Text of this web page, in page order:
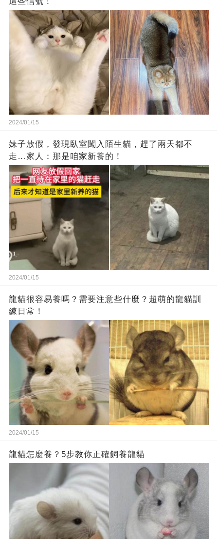
2024/01/15
妹子放假，發現臥室闖入陌生貓，趕了兩天都不
走…家人：那是咱家新養的！
2024/01/15
龍貓很容易養嗎？需要注意些什麼？超萌的龍貓訓
練日常！
2024/01/15
龍貓怎麼養？5步教你正確飼養龍貓